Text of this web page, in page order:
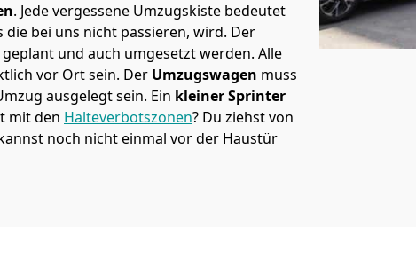
. Jede vergessene Umzugskiste bedeutet
bei uns nicht passieren, wird. Der
und auch umgesetzt werden. Alle
vor Ort sein. Der Umzugswagen muss
ausgelegt sein. Ein kleiner Sprinter
mit den Halteverbotszonen? Du ziehst von
noch nicht einmal vor der Haustür